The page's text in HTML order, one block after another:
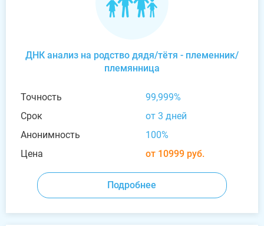
ДНК анализ на родство дядя/тётя - племенник/
племянница
Точность
99,999%
Срок
от 3 дней
Анонимность
100%
Цена
от 10999 руб.
Подробнее